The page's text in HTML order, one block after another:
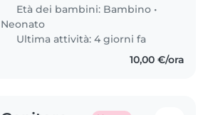
would like someone that..
Età dei bambini: Bambino •
Neonato
Ultima attività: 4 giorni fa
10,00 €/ora